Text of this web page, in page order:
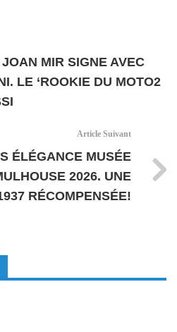
MIR SIGNE AVEC
LE ‘ROOKIE DU MOTO2
Article Suivant
ÉLÉGANCE MUSÉE
2026. UNE
RÉCOMPENSÉE!